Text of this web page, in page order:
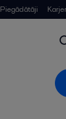
Piegādātāji